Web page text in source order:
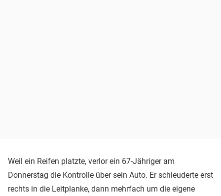
Weil ein Reifen platzte, verlor ein 67-Jähriger am
Donnerstag die Kontrolle über sein Auto. Er schleuderte erst
rechts in die Leitplanke, dann mehrfach um die eigene